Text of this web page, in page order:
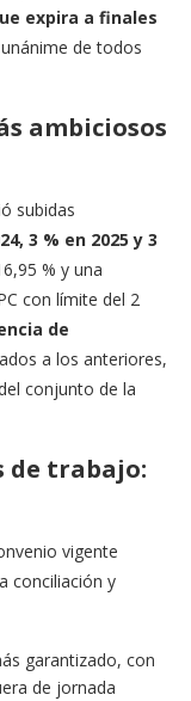
expira a finales
de todos
ambiciosos
subidas
3 % en 2025 y 3
% y una
con límite del 2
de
a los anteriores,
conjunto de la
de trabajo:
vigente
conciliación y
garantizado, con
de jornada